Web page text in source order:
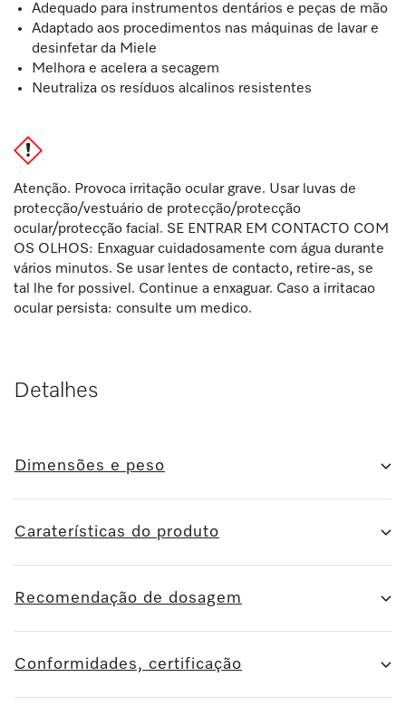
Adequado para instrumentos dentários e peças de mão
Adaptado aos procedimentos nas máquinas de lavar e
desinfetar da Miele
Melhora e acelera a secagem
Neutraliza os resíduos alcalinos resistentes
Atenção. Provoca irritação ocular grave. Usar luvas de
protecção/vestuário de protecção/protecção
ocular/protecção facial. SE ENTRAR EM CONTACTO COM
OS OLHOS: Enxaguar cuidadosamente com água durante
vários minutos. Se usar lentes de contacto, retire-as, se
tal lhe for possivel. Continue a enxaguar. Caso a irritacao
ocular persista: consulte um medico.
Detalhes
Dimensões e peso
Caraterísticas do produto
Recomendação de dosagem
Conformidades, certificação